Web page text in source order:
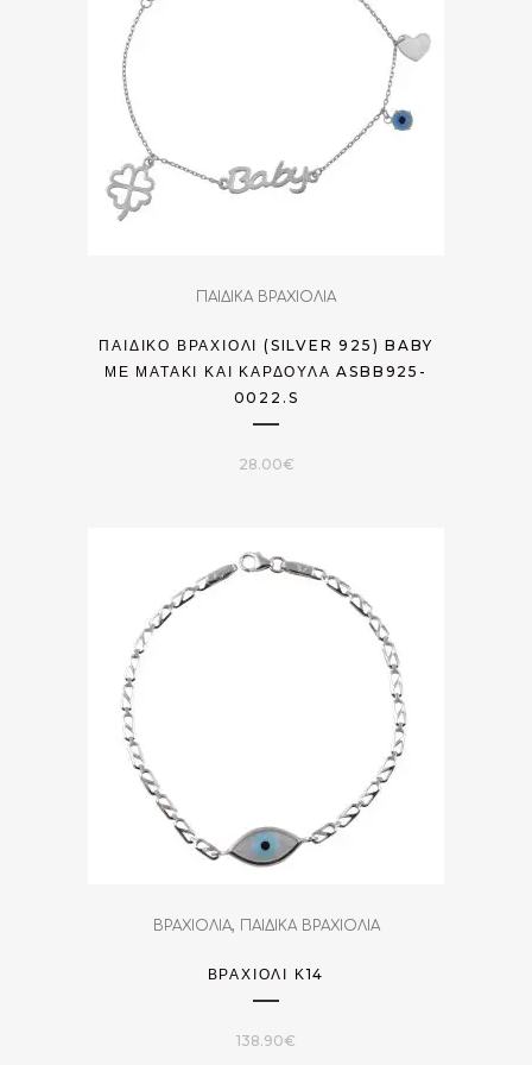
ΠΑΙΔΙΚΑ ΒΡΑΧΙΟΛΙΑ
ΠΑΙΔΙΚΌ ΒΡΑΧΙΌΛΙ (SILVER 925) BABY
ΜΕ ΜΑΤΆΚΙ ΚΑΙ ΚΑΡΔΟΎΛΑ ASBB925-
0022.S
28.00€
ΒΡΑΧΙΟΛΙΑ, ΠΑΙΔΙΚΑ ΒΡΑΧΙΟΛΙΑ
ΒΡΑΧΙΌΛΙ Κ14
138.90€